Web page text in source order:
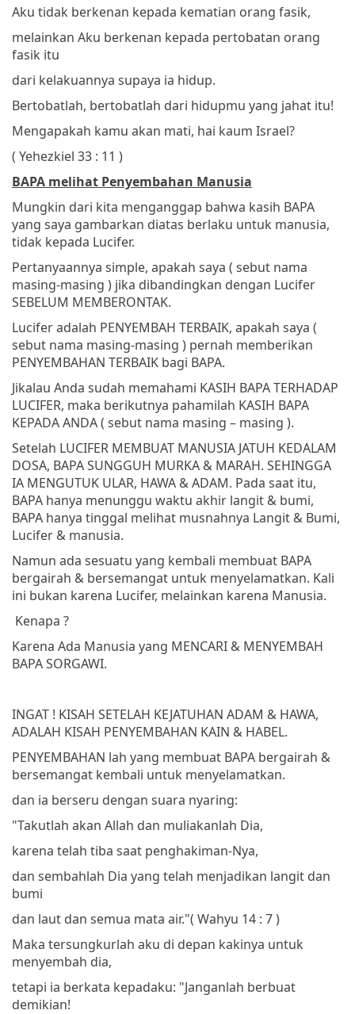
Aku tidak berkenan kepada kematian orang fasik,
melainkan Aku berkenan kepada pertobatan orang
fasik itu
dari kelakuannya supaya ia hidup.
Bertobatlah, bertobatlah dari hidupmu yang jahat itu!
Mengapakah kamu akan mati, hai kaum Israel?
( Yehezkiel 33 : 11 )
BAPA melihat Penyembahan Manusia
Mungkin dari kita menganggap bahwa kasih BAPA
yang saya gambarkan diatas berlaku untuk manusia,
tidak kepada Lucifer.
Pertanyaannya simple, apakah saya ( sebut nama
masing-masing ) jika dibandingkan dengan Lucifer
SEBELUM MEMBERONTAK.
Lucifer adalah PENYEMBAH TERBAIK, apakah saya (
sebut nama masing-masing ) pernah memberikan
PENYEMBAHAN TERBAIK bagi BAPA.
Jikalau Anda sudah memahami KASIH BAPA TERHADAP
LUCIFER, maka berikutnya pahamilah KASIH BAPA
KEPADA ANDA ( sebut nama masing – masing ).
Setelah LUCIFER MEMBUAT MANUSIA JATUH KEDALAM
DOSA, BAPA SUNGGUH MURKA & MARAH. SEHINGGA
IA MENGUTUK ULAR, HAWA & ADAM. Pada saat itu,
BAPA hanya menunggu waktu akhir langit & bumi,
BAPA hanya tinggal melihat musnahnya Langit & Bumi,
Lucifer & manusia.
Namun ada sesuatu yang kembali membuat BAPA
bergairah & bersemangat untuk menyelamatkan. Kali
ini bukan karena Lucifer, melainkan karena Manusia.
Kenapa ?
Karena Ada Manusia yang MENCARI & MENYEMBAH
BAPA SORGAWI.
INGAT ! KISAH SETELAH KEJATUHAN ADAM & HAWA,
ADALAH KISAH PENYEMBAHAN KAIN & HABEL.
PENYEMBAHAN lah yang membuat BAPA bergairah &
bersemangat kembali untuk menyelamatkan.
dan ia berseru dengan suara nyaring:
"Takutlah akan Allah dan muliakanlah Dia,
karena telah tiba saat penghakiman-Nya,
dan sembahlah Dia yang telah menjadikan langit dan
bumi
dan laut dan semua mata air."( Wahyu 14 : 7 )
Maka tersungkurlah aku di depan kakinya untuk
menyembah dia,
tetapi ia berkata kepadaku: "Janganlah berbuat
demikian!